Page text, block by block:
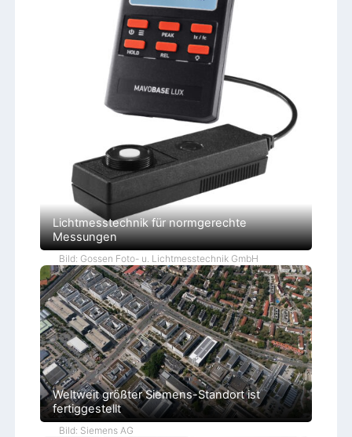
Lichtmesstechnik für normgerechte
Messungen
Bild: Gossen Foto- u. Lichtmesstechnik GmbH
Weltweit größter Siemens-Standort ist
fertiggestellt
Bild: Siemens AG